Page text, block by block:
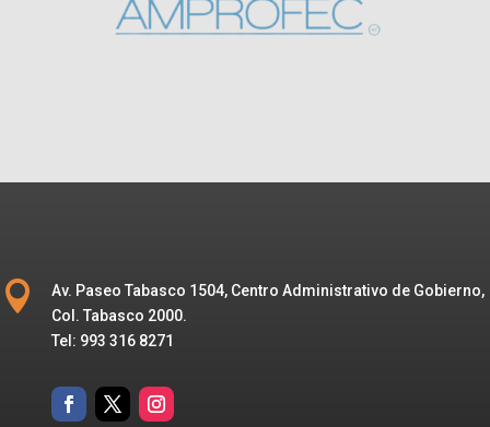

Av. Paseo Tabasco 1504, Centro Administrativo de Gobierno,
Col. Tabasco 2000.
Tel: 993 316 8271